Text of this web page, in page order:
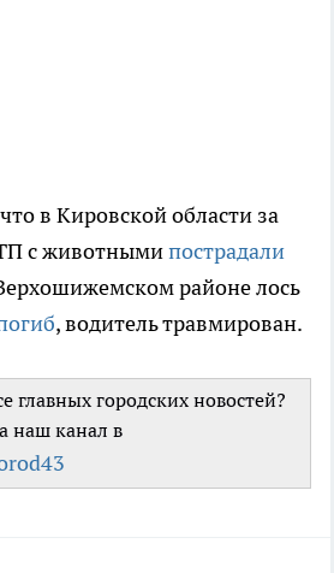
в Кировской области за
с животнымипострадали
районе лось
, водитель травмирован.
главных городских новостей?
наш канал в